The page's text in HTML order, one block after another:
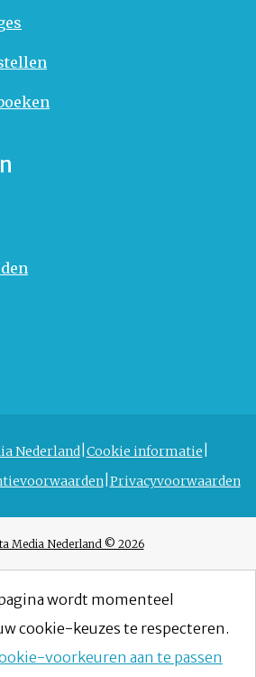
Nederland Cookie informatie
Privacyvoorwaarden
Media Nederland © 2026
wordt momenteel
cookie-keuzes te respecteren.
voorkeuren aan te passen